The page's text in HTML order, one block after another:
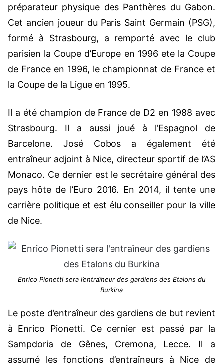
préparateur physique des Panthères du Gabon.
Cet ancien joueur du Paris Saint Germain (PSG),
formé à Strasbourg, a remporté avec le club
parisien la Coupe d’Europe en 1996 ete la Coupe
de France en 1996, le championnat de France et
la Coupe de la Ligue en 1995.
Il a été champion de France de D2 en 1988 avec
Strasbourg. Il a aussi joué à l’Espagnol de
Barcelone. José Cobos a également été
entraîneur adjoint à Nice, directeur sportif de l’AS
Monaco. Ce dernier est le secrétaire général des
pays hôte de l’Euro 2016. En 2014, il tente une
carrière politique et est élu conseiller pour la ville
de Nice.
Enrico Pionetti sera l’entraîneur des gardiens des Etalons du
Burkina
Le poste d’entraîneur des gardiens de but revient
à Enrico Pionetti. Ce dernier est passé par la
Sampdoria de Gênes, Cremona, Lecce. Il a
assumé les fonctions d’entraîneurs à Nice de